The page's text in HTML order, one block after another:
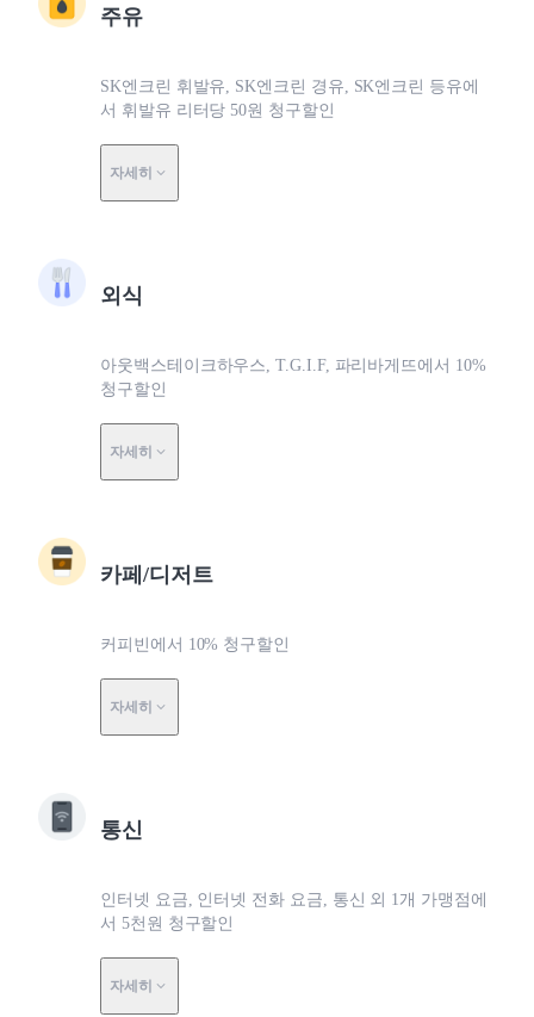
주유
SK엔크린 휘발유, SK엔크린 경유, SK엔크린 등유에
서 휘발유 리터당 50원 청구할인
자세히
외식
아웃백스테이크하우스, T.G.I.F, 파리바게뜨에서 10%
청구할인
자세히
카페/디저트
커피빈에서 10% 청구할인
자세히
통신
인터넷 요금, 인터넷 전화 요금, 통신 외 1개 가맹점에
서 5천원 청구할인
자세히